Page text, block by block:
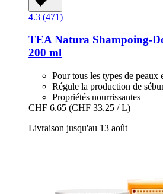
4.3 (471)
TEA Natura Shampoing-​
200 ml
Pour tous les types de peaux
Régule la production de
Propriétés nourrissantes
CHF 6.65 (CHF 33.25 / L)
Livraison jusqu'au 13 août